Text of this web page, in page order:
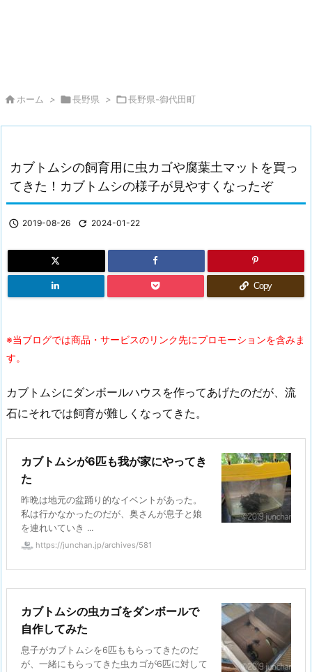
 ホーム > 長野県 > 長野県-御代田町
カブトムシの飼育用に虫カゴや腐葉土マットを買っ
てきた！カブトムシの様子が見やすくなったぞ
 2019-08-26  2024-01-22
Copy
※当ブログでは商品・サービスのリンク先にプロモーションを含みま
す。
カブトムシにダンボールハウスを作ってあげたのだが、流
石にそれでは飼育が難しくなってきた。
カブトムシが6匹も我が家にやってき
た
昨晩は地元の盆踊り的なイベントがあった。
私は行かなかったのだが、奥さんが息子と娘
を連れいていき ...
https://junchan.jp/archives/581
カブトムシの虫カゴをダンボールで
自作してみた
息子がカブトムシを6匹ももらってきたのだ
が、一緒にもらってきた虫カゴが6匹に対して